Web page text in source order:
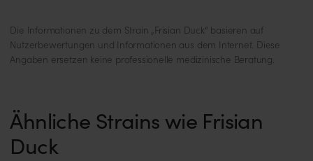
Die Informationen zu dem Strain „Frisian Duck“ basieren auf
Nutzerbewertungen und Informationen aus dem Internet. Diese
Angaben ersetzen keine professionelle medizinische Beratung.
Ähnliche Strains wie Frisian
Duck